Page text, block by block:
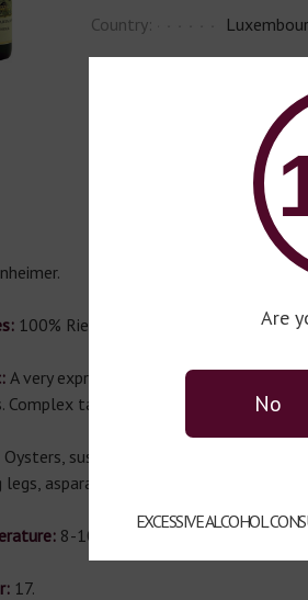
Are
No
EXCESSIVE ALCOHOL
Country:
Riesling
100% Riesling.
A very expressive aroma with bright
Complex taste with expressive acidity.
Oysters, sushi, sashimi, crustaceans,
asparagus, goat and sheep cheese.
8-10°С.
17.